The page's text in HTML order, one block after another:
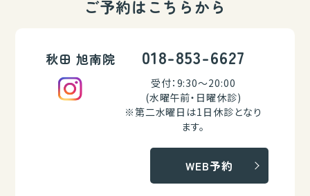
ご予約はこちらから
秋田 旭南院 018-853-6627
受付：9:30～20:00
(水曜午前・日曜休診)
※第二水曜日は1日休診となり
ます。
WEB予約